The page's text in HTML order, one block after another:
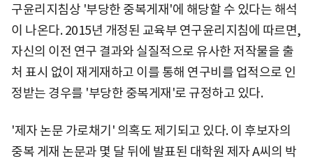
구윤리지침상 '부당한 중복게재'에 해당할 수 있다는 해석
이 나온다. 2015년 개정된 교육부 연구윤리지침에 따르면,
자신의 이전 연구 결과와 실질적으로 유사한 저작물을 출
처 표시 없이 재게재하고 이를 통해 연구비를 업적으로 인
정받는 경우를 '부당한 중복게재'로 규정하고 있다.
'제자 논문 가로채기' 의혹도 제기되고 있다. 이 후보자의
중복 게재 논문과 몇 달 뒤에 발표된 대학원 제자 A씨의 박